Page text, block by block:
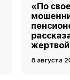
«По
8 августа